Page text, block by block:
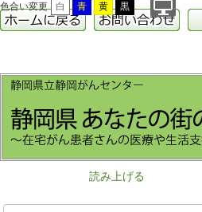
色合い変更 白 青 黄 黒
読み上げる